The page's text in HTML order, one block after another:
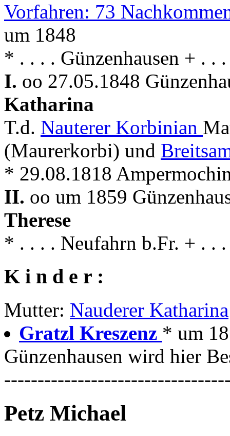
Vorfahren: 73
um 1848
* . . . . Günzenhausen + . .
I. oo 27.05.1848
Katharina
T.d. Nauterer Korbinian
(Maurerkorbi) und
* 29.08.1818
II. oo um 1859
Therese
* . . . . Neufahrn b.Fr. + . . .
K i n d e r :
Mutter: Nauderer Katharina
Gratzl Kreszenz * um
Günzenhausen wird hier
Petz Michael